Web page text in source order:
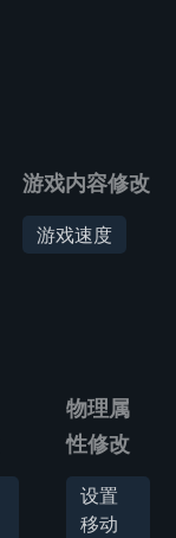
游戏内容修改
游戏速度
物理属
性修改
设置
移动